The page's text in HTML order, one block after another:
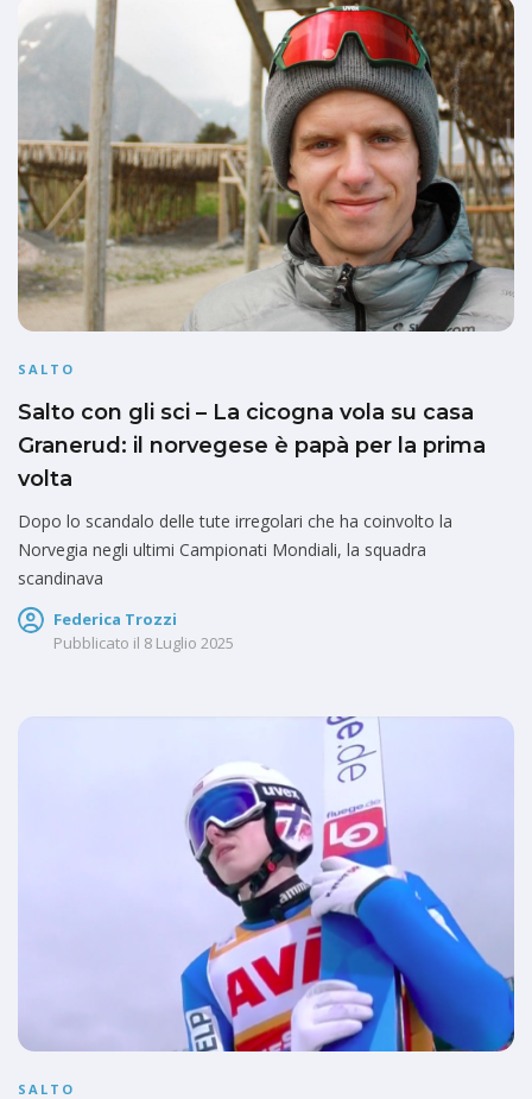
SALTO
Salto con gli sci – La cicogna vola su casa
Granerud: il norvegese è papà per la prima
volta
Dopo lo scandalo delle tute irregolari che ha coinvolto la
Norvegia negli ultimi Campionati Mondiali, la squadra
scandinava
Federica Trozzi
Pubblicato il 8 Luglio 2025
SALTO